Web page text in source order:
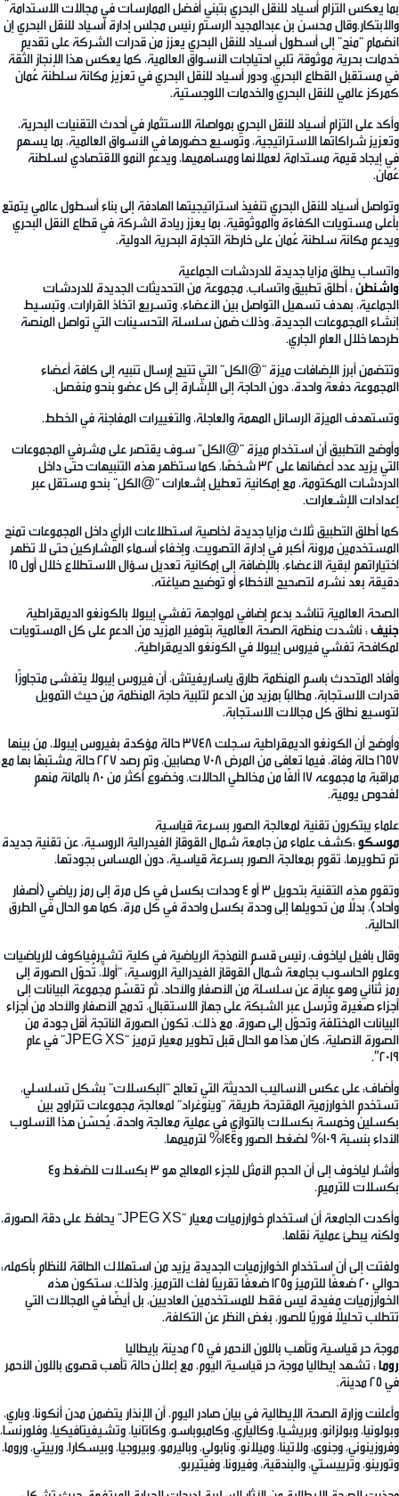
بما يعكس التزام أسياد للنقل البحري بتبني أفضل الممارسات في مجالات الاستدامة
والابتكار.وقال محسن بن عبدالمجيد الرستم رئيس مجلس إدارة أسياد للنقل البحري إن
انضمام “منح” إلى أسطول أسياد للنقل البحري يعزز من قدرات الشركة على تقديم
خدمات بحرية موثوقة تلبي احتياجات الأسواق العالمية، كما يعكس هذا الإنجاز الثقة
في مستقبل القطاع البحري، ودور أسياد للنقل البحري في تعزيز مكانة سلطنة عُمان
كمركز عالمي للنقل البحري والخدمات اللوجستية.
وأكد على التزام أسياد للنقل البحري بمواصلة الاستثمار في أحدث التقنيات البحرية،
وتعزيز شراكاتها الاستراتيجية، وتوسيع حضورها في الأسواق العالمية، بما يسهم
في إيجاد قيمة مستدامة لعملائها ومساهميها، ويدعم النمو الاقتصادي لسلطنة
عُمان.
وتواصل أسياد للنقل البحري تنفيذ استراتيجيتها الهادفة إلى بناء أسطول عالمي يتمتع
بأعلى مستويات الكفاءة والموثوقية، بما يعزز ريادة الشركة في قطاع النقل البحري
ويدعم مكانة سلطنة عُمان على خارطة التجارة البحرية الدولية.
واتساب يطلق مزايا جديدة للدردشات الجماعية
واشنطن: أطلق تطبيق واتساب، مجموعة من التحديثات الجديدة للدردشات
الجماعية، بهدف تسهيل التواصل بين الأعضاء، وتسريع اتخاذ القرارات، وتبسيط
إنشاء المجموعات الجديدة، وذلك ضمن سلسلة التحسينات التي تواصل المنصة
طرحها خلال العام الجاري.
وتتضمن أبرز الإضافات ميزة “@الكل” التي تتيح إرسال تنبيه إلى كافة أعضاء
المجموعة دفعة واحدة، دون الحاجة إلى الإشارة إلى كل عضو بنحو منفصل.
وتستهدف الميزة الرسائل المهمة والعاجلة، والتغييرات المفاجئة في الخطط.
وأوضح التطبيق أن استخدام ميزة “@الكل” سوف يقتصر على مشرفي المجموعات
التي يزيد عدد أعضائها على 32 شخصًا، كما ستظهر هذه التنبيهات حتى داخل
الدردشات المكتومة، مع إمكانية تعطيل إشعارات “@الكل” بنحو مستقل عبر
إعدادات الإشعارات.
كما أطلق التطبيق ثلاث مزايا جديدة لخاصية استطلاعات الرأي داخل المجموعات تمنح
المستخدمين مرونة أكبر في إدارة التصويت، وإخفاء أسماء المشاركين حتى لا تظهر
اختياراتهم لبقية الأعضاء، بالإضافة إلى إمكانية تعديل سؤال الاستطلاع خلال أول 15
دقيقة بعد نشره لتصحيح الأخطاء أو توضيح صياغته.
الصحة العالمية تناشد بدعم إضافي لمواجهة تفشي إيبولا بالكونغو الديمقراطية
جنيف: ناشدت منظمة الصحة العالمية بتوفير المزيد من الدعم على كل المستويات
لمكافحة تفشي فيروس إيبولا في الكونغو الديمقراطية.
وأفاد المتحدث باسم المنظمة طارق ياساريفيتش، أن فيروس إيبولا يتفشى متجاوزًا
قدرات الاستجابة، مطالبًا بمزيد من الدعم لتلبية حاجة المنظمة من حيث التمويل
لتوسيع نطاق كل مجالات الاستجابة.
وأوضح أن الكونغو الديمقراطية سجلت 3748 حالة مؤكدة بفيروس إيبولا، من بينها
1657 حالة وفاة، فيما تعافى من المرض 708 مصابين، وتم رصد 227 حالة مشتبهًا بها مع
مراقبة ما مجموعه 17 ألفًا من مخالطي الحالات، وخضوع أكثر من 80 بالمائة منهم
لفحوص يومية.
علماء يبتكرون تقنية لمعالجة الصور بسرعة قياسية
موسكو:كشف علماء من جامعة شمال القوقاز الفيدرالية الروسية، عن تقنية جديدة
تم تطويرها، تقوم بمعالجة الصور بسرعة قياسية، دون المساس بجودتها.
وتقوم هذه التقنية بتحويل 3 أو 4 وحدات بكسل في كل مرة إلى رمز رياضي (أصفار
وآحاد)، بدلًا من تحويلها إلى وحدة بكسل واحدة في كل مرة، كما هو الحال في الطرق
الحالية.
وقال بافيل لياخوف، رئيس قسم النمذجة الرياضية في كلية تشيرفياكوف للرياضيات
وعلوم الحاسوب بجامعة شمال القوقاز الفيدرالية الروسية: “أولاً، تُحوّل الصورة إلى
رمز ثنائي وهو عبارة عن سلسلة من الأصفار والآحاد، ثم تقسّم مجموعة البيانات إلى
أجزاء صغيرة وتُرسل عبر الشبكة على جهاز الاستقبال، تدمج الأصفار والآحاد من أجزاء
البيانات المختلفة وتحوّل إلى صورة، مع ذلك، تكون الصورة الناتجة أقل جودة من
الصورة الأصلية، كان هذا هو الحال قبل تطوير معيار ترميز “JPEG XS” في عام
2019″.
وأضاف: على عكس الأساليب الحديثة التي تعالج “البكسلات” بشكل تسلسلي،
تستخدم الخوارزمية المقترحة طريقة “وينوغراد” لمعالجة مجموعات تتراوح بين
بكسلين وخمسة بكسلات بالتوازي في عملية معالجة واحدة، يُحسّن هذا الأسلوب
الأداء بنسبة 109% لضغط الصور و144% لترميمها.
وأشار لياخوف إلى أن الحجم الأمثل للجزء المعالج هو 3 بكسلات للضغط و4
بكسلات للترميم.
وأكدت الجامعة أن استخدام خوارزميات معيار “JPEG XS” يحافظ على دقة الصورة،
ولكنه يبطئ عملية نقلها.
ولفتت إلى أن استخدام الخوارزميات الجديدة يزيد من استهلاك الطاقة للنظام بأكمله:
حوالي 20 ضعفًا للترميز و125 ضعفًا تقريبًا لفك الترميز، ولذلك، ستكون هذه
الخوارزميات مفيدة ليس فقط للمستخدمين العاديين، بل أيضًا في المجالات التي
تتطلب تحليلًا فوريًا للصور، بغض النظر عن التكلفة.
موجة حر قياسية وتأهب باللون الأحمر في 25 مدينة بإيطاليا
روما: تشهد إيطاليا موجة حر قياسية اليوم، مع إعلان حالة تأهب قصوى باللون الأحمر
في 25 مدينة.
وأعلنت وزارة الصحة الإيطالية في بيان صادر اليوم، أن الإنذار يتضمن مدن أنكونا، وباري،
وبولونيا، وبولزانو، وبريشيا، وكالياري، وكامبوباسو، وكاتانيا، وتشيفيتافيكيا، وفلورنسا،
وفروزينوني، وجنوى، ولاتينا، وميلانو، ونابولي، وباليرمو، وبيروجيا، وبيسكارا، ورييتي، وروما،
وتورينو، وترييستي، والبندقية، وفيرونا، وفيتيربو.